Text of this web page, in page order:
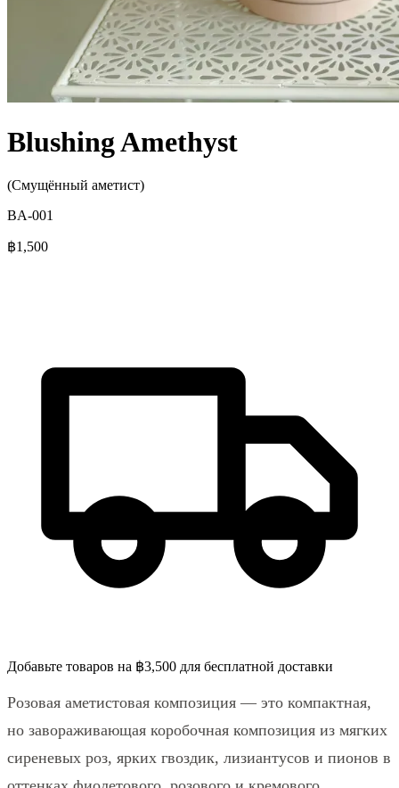
Blushing Amethyst
(Смущённый аметист)
BA-001
฿1,500
Добавьте товаров на ฿3,500 для бесплатной доставки
Розовая аметистовая композиция — это компактная,
но завораживающая коробочная композиция из мягких
сиреневых роз, ярких гвоздик, лизиантусов и пионов в